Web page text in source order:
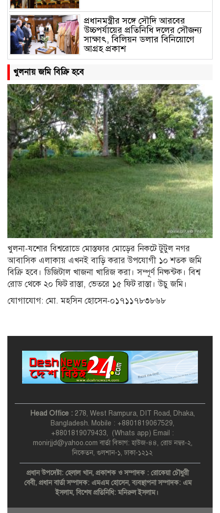
প্রধানমন্ত্রীর সঙ্গে সৌদি আরবের
উচ্চপর্যায়ের প্রতিনিধি দলের সৌজন্য
সাক্ষাৎ, বিলিয়ন ডলার বিনিয়োগে
আগ্রহ প্রকাশ
তারেক রহমানের পক্ষ থেকে বন্যার্তদের
আমিন বাবলু
জাতীয় ঐক্যের ডাক দিলেন প্রধানমন্ত্রী
জাতিসংঘ সাধারণ পরিষদের সভাপতি
হলো বাংলাদেশ
খামেনির জানাজা ও দাফন: জিলহজ
মাসের শেষভাগ ও মহররমের শুরুতে
মালয়েশিয়া সফরে যাচ্ছেন প্রধানমন্ত্রী
তারেক রহমান
সংরক্ষিত আসনের এমপিদের
মনোনয়নের গল্প
খুলনায় জমি বিক্রি হবে
খুলনা-যশোর বিশ্বরোডে মোস্তফার মোড়ের নিকটে টুটুল নগর
আবাসিক এলাকায় এখনই বাড়ি করার উপযোগী ১০ শতক জমি
বিক্রি হবে। ডিজিটাল খাজনা খারিজ করা। সম্পূর্ণ নিষ্কন্টক। বিশ্ব
রোড থেকে ২০ ফিট রাস্তা, ভেতরে ১৫ ফিট রাস্তা। উচু জমি।
যোগাযোগ: মো. মহসিন হোসেন-০১৭১১৭৮৩৮৬৮
Head Office :278, West Rampura, DIT Road, Dhaka,
Bangladesh. Mobile : +8801819067529,
+8801819079433, (Whats app) Email :
monirjjd@yahoo.com বার্তা বিভাগ: হাউজ-৪৪, রোড নম্বর-২,
নিকেতন, গুলশান-১, ঢাকা-১২১২
প্রধান উপদেষ্টা: হেলাল খান, প্রকাশক ও সম্পাদক : রোকেয়া চৌধুরী
বেবী, প্রধান বার্তা সম্পাদক: এমএম হোসেন,ব্যবস্থাপনা সম্পাদক: এম
ইসলাম,বিশেষ প্রতিনিধি: মনিরুল ইসলাম।